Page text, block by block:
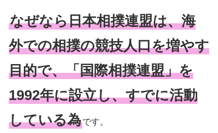
なぜなら日本相撲連盟は、海
外での相撲の競技人口を増やす
目的で、「国際相撲連盟」を
1992年に設立し、すでに活動
している為です。